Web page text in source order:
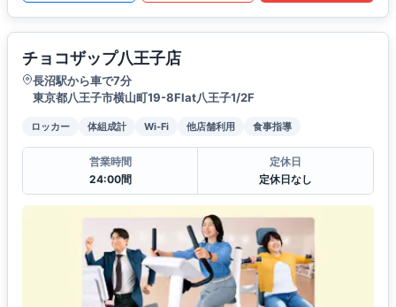
チョコザップ八王子店
長沼駅から車で7分
東京都八王子市横山町19-8Flat八王子1/2F
ロッカー 体組成計 Wi-Fi 他店舗利用 食事指導
営業時間
24:00間
定休日
定休日なし